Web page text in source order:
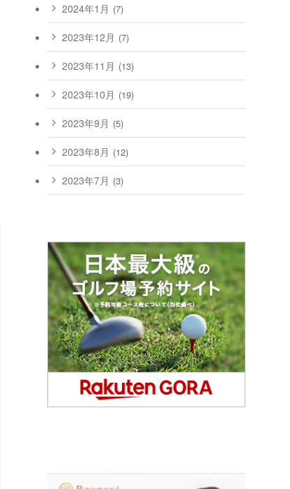
2024年1月 (7)
2023年12月 (7)
2023年11月 (13)
2023年10月 (19)
2023年9月 (5)
2023年8月 (12)
2023年7月 (3)